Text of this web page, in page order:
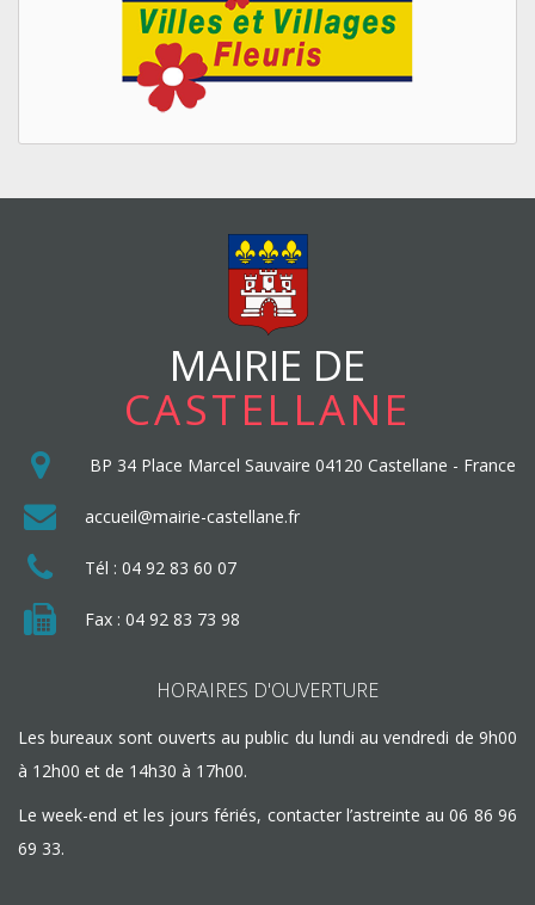
MAIRIE DE
CASTELLANE
BP 34 Place Marcel Sauvaire 04120 Castellane - France
accueil@mairie-castellane.fr
Tél : 04 92 83 60 07
Fax : 04 92 83 73 98
HORAIRES D'OUVERTURE
Les bureaux sont ouverts au public du lundi au vendredi de 9h00
à 12h00 et de 14h30 à 17h00.
Le week-end et les jours fériés, contacter l’astreinte au06 86 96
69 33.